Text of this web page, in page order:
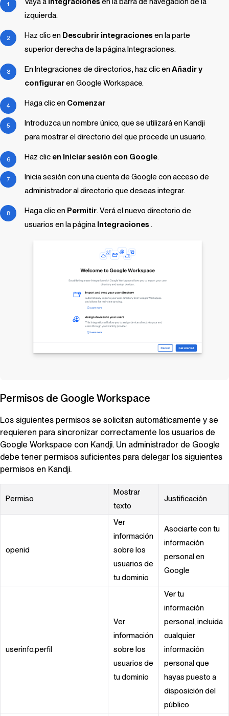
izquierda.
Haz clic en Descubrir integraciones en la parte
superior derecha de la página Integraciones.
En Integraciones de directorios,haz clic enAñadir y
configuraren Google Workspace.
Haga clic en Comenzar
Introduzca un nombre único, que se utilizará enKandji
para mostrar el directorio del que procede un usuario.
Haz clic en Iniciar sesión con Google.
Inicia sesión con una cuenta de Google con acceso de
administrador al directorio que deseas integrar.
Haga clic en Permitir. Verá el nuevo directorio de
usuarios en la página Integraciones .
Permisos de Google Workspace
Los siguientes permisos se solicitan automáticamente y se
requieren para sincronizar correctamente los usuarios de
Google Workspace con Kandji. Un administrador de Google
debe tener permisos suficientes para delegar los siguientes
permisos en Kandji.
Permiso
Mostrar
texto
Justificación
openid
Ver
información
sobre los
usuarios de
tu dominio
Asociarte con tu
información
personal en
Google
userinfo.perfil
Ver
información
sobre los
usuarios de
tu dominio
Ver tu
información
personal, incluida
cualquier
información
personal que
hayas puesto a
disposición del
público